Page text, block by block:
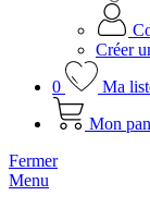
Créer
0
Ma
Mon
Fermer
Menu